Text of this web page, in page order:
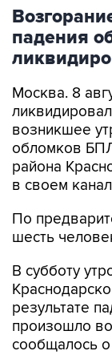
падения
Москва. 8
возникшее
обломков
района
в своем
По
шесть
В субботу
результате
произошло
сообщалось